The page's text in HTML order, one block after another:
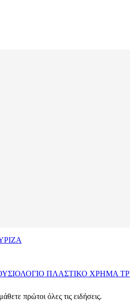
ΠΛΑΣΤΙΚΟ ΧΡΗΜΑ
πρώτοι όλες τις ειδήσεις.